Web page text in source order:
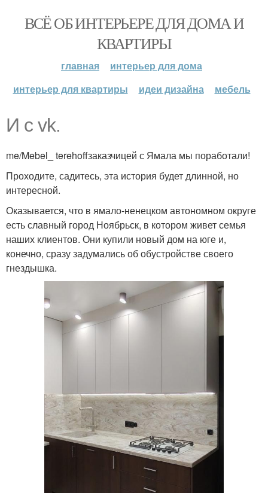
ВСЁ ОБ ИНТЕРЬЕРЕ ДЛЯ ДОМА И
КВАРТИРЫ
главная
интерьер для дома
интерьер для квартиры
идеи дизайна мебель
И с vk.
me/Mebel_ terehoffзаказчицей с Ямала мы поработали!
Проходите, садитесь, эта история будет длинной, но
интересной.
Оказывается, что в ямало-ненецком автономном округе
есть славный город Ноябрьск, в котором живет семья
наших клиентов. Они купили новый дом на юге и,
конечно, сразу задумались об обустройстве своего
гнездышка.